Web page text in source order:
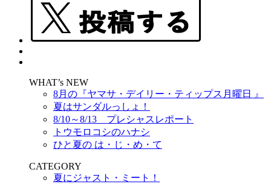
WHAT’s NEW
8月の『ヤマサ・デイリー・ティップス月曜日 』
夏はサンダルっしょ！
8/10～8/13 プレシャスレポート
トウモロコシのハナシ
ひと夏の は・じ・め・て
CATEGORY
夏にジャスト・ミート！